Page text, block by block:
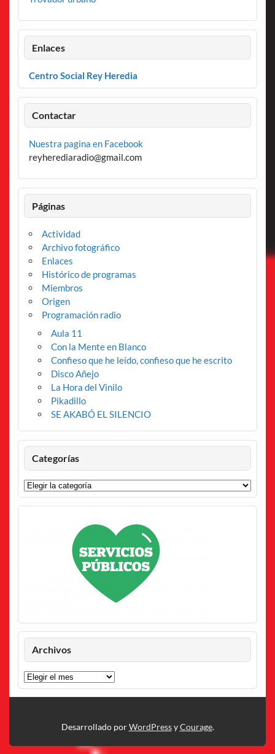
Enlaces
Centro Social Rey Heredia
Contactar
Nuestra pagina en Facebook
reyherediaradio@gmail.com
Páginas
Actividad
Archivo fotográfico
Enlaces
Histórico de programas
Miembros
Origen
Programación radio
Aula 11
Con la Mente en Blanco
Confieso que he leído, confieso que he escrito
Disco Añejo
La Hora del Vinilo
Pikadillo
SE AKABÓ EL SILENCIO
Categorías
Categorías
Archivos
Archivos
Desarrollado porWordPressyCourage.